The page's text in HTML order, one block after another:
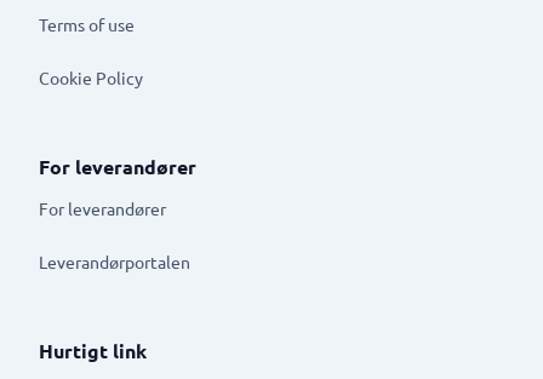
Terms of use
Cookie Policy
For leverandører
For leverandører
Leverandørportalen
Hurtigt link